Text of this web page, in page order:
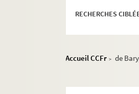
RECHERCHES
Accueil CCFr > de